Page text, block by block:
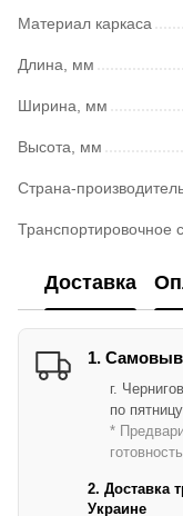
Материал каркаса
Длина, мм
Ширина, мм
Высота, мм
Страна-
Транспортировочное
Доставка
1.
г.
по
*
2. Доставка
Украине